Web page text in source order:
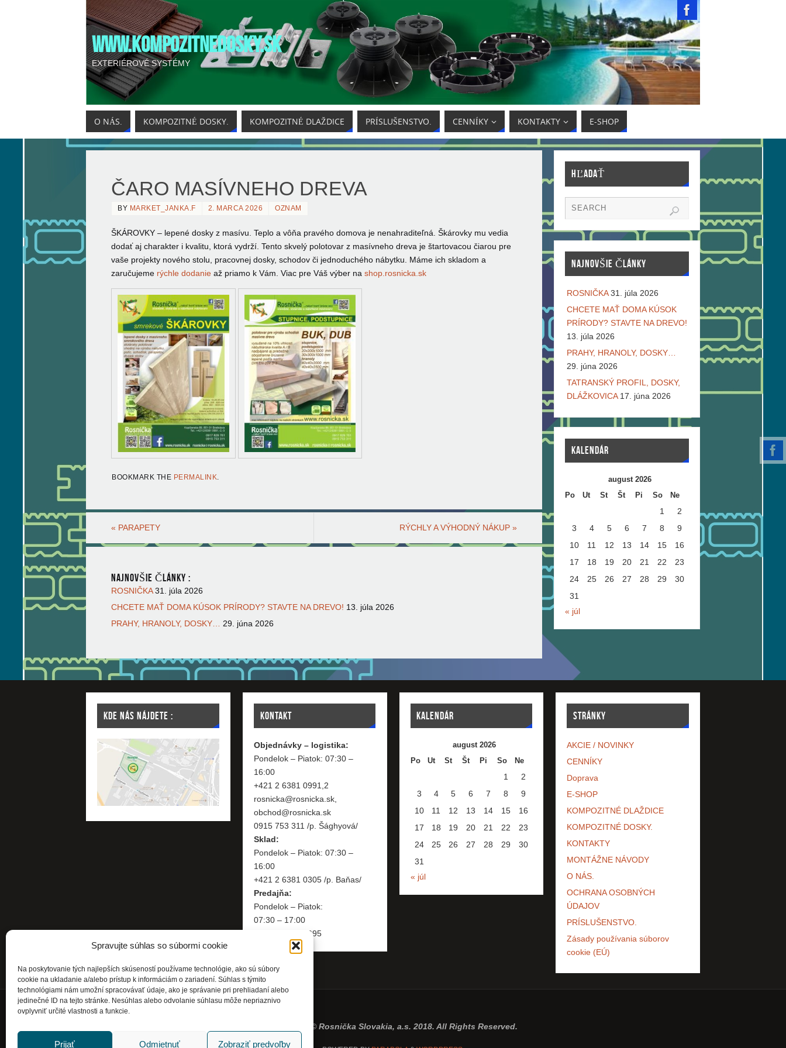
Spravujte súhlas so súbormi cookie
Na poskytovanie tých najlepších skúseností používame technológie, ako sú súbory
cookie na ukladanie a/alebo prístup k informáciám o zariadení. Súhlas s týmito
technológiami nám umožní spracovávať údaje, ako je správanie pri prehliadaní alebo
jedinečné ID na tejto stránke. Nesúhlas alebo odvolanie súhlasu môže nepriaznivo
ovplyvniť určité vlastnosti a funkcie.
Prijať Odmietnuť Zobraziť predvoľby
WWW.KOMPOZITNEDOSKY.SK
EXTERIÉROVÉ SYSTÉMY
O NÁS. KOMPOZITNÉ DOSKY. KOMPOZITNÉ DLAŽDICE PRÍSLUŠENSTVO. CENNÍKY KONTAKTY E-SHOP
ČARO MASÍVNEHO DREVA
BY MARKET_JANKA.F 2. MARCA 2026 OZNAM
ŠKÁROVKY – lepené dosky z masívu. Teplo a vôňa pravého domova je nenahraditeľná. Škárovky mu vedia
dodať aj charakter i kvalitu, ktorá vydrží. Tento skvelý polotovar z masívneho dreva je štartovacou čiarou pre
vaše projekty nového stolu, pracovnej dosky, schodov či jednoduchého nábytku. Máme ich skladom a
zaručujeme rýchle dodanie až priamo k Vám. Viac pre Váš výber na shop.rosnicka.sk
BOOKMARK THE PERMALINK.
« PARAPETY RÝCHLY A VÝHODNÝ NÁKUP »
NAJNOVŠIE ČLÁNKY :
ROSNIČKA 31. júla 2026
CHCETE MAŤ DOMA KÚSOK PRÍRODY? STAVTE NA DREVO! 13. júla 2026
PRAHY, HRANOLY, DOSKY…
29. júna 2026
HĽADAŤ
NAJNOVŠIE ČLÁNKY
ROSNIČKA 31. júla 2026
CHCETE MAŤ DOMA KÚSOK
PRÍRODY? STAVTE NA DREVO!
13. júla 2026
PRAHY, HRANOLY, DOSKY…
29. júna 2026
TATRANSKÝ PROFIL, DOSKY,
DLÁŽKOVICA 17. júna 2026
KALENDÁR
august 2026
Po
Ut St Št Pi So Ne
1
2
3
4 5 6 7 8
9
10
11 12 13 14 15
16
17
18 19 20 21 22
23
24
25 26 27 28 29
30
31
« júl
KDE NÁS NÁJDETE : KONTAKT
Objednávky – logistika:
Pondelok – Piatok: 07:30 –
16:00
+421 2 6381 0991,2
rosnicka@rosnicka.sk,
obchod@rosnicka.sk
0915 753 311 /p. Šághyová/
Sklad:
Pondelok – Piatok: 07:30 –
16:00
+421 2 6381 0305 /p. Baňas/
Predajňa:
Pondelok – Piatok:
07:30 – 17:00
+421 2 6381 0995
KALENDÁR
august 2026
Po
Ut St Št Pi So Ne
1
2
3
4 5 6 7 8
9
10
11 12 13 14 15
16
17
18 19 20 21 22
23
24
25 26 27 28 29
30
31
« júl
STRÁNKY
AKCIE / NOVINKY
CENNÍKY
Doprava
E-SHOP
KOMPOZITNÉ DLAŽDICE
KOMPOZITNÉ DOSKY.
KONTAKTY
MONTÁŽNE NÁVODY
O NÁS.
OCHRANA OSOBNÝCH
ÚDAJOV
PRÍSLUŠENSTVO.
Zásady používania súborov
cookie (EÚ)
Copyright © Rosnička Slovakia, a.s. 2018. All Rights Reserved.